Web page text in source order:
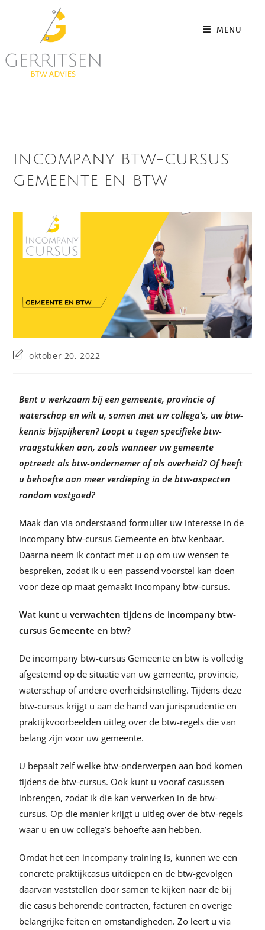
MENU
INCOMPANY BTW-CURSUS
GEMEENTE EN BTW
oktober 20, 2022
Bent u werkzaam bij een gemeente, provincie of
waterschap en wilt u, samen met uw collega’s, uw btw-
kennis bijspijkeren? Loopt u tegen specifieke btw-
vraagstukken aan, zoals wanneer uw gemeente
optreedt als btw-ondernemer of als overheid? Of heeft
u behoefte aan meer verdieping in de btw-aspecten
rondom vastgoed?
Maak dan via onderstaand formulier uw interesse in de
incompany btw-cursus Gemeente en btw kenbaar.
Daarna neem ik contact met u op om uw wensen te
bespreken, zodat ik u een passend voorstel kan doen
voor deze op maat gemaakt incompany btw-cursus.
Wat kunt u verwachten tijdens de incompany btw-
cursus Gemeente en btw?
De incompany btw-cursus Gemeente en btw is volledig
afgestemd op de situatie van uw gemeente, provincie,
waterschap of andere overheidsinstelling. Tijdens deze
btw-cursus krijgt u aan de hand van jurisprudentie en
praktijkvoorbeelden uitleg over de btw-regels die van
belang zijn voor uw gemeente.
U bepaalt zelf welke btw-onderwerpen aan bod komen
tijdens de btw-cursus. Ook kunt u vooraf casussen
inbrengen, zodat ik die kan verwerken in de btw-
cursus. Op die manier krijgt u uitleg over de btw-regels
waar u en uw collega’s behoefte aan hebben.
Omdat het een incompany training is, kunnen we een
concrete praktijkcasus uitdiepen en de btw-gevolgen
daarvan vaststellen door samen te kijken naar de bij
die casus behorende contracten, facturen en overige
belangrijke feiten en omstandigheden. Zo leert u via